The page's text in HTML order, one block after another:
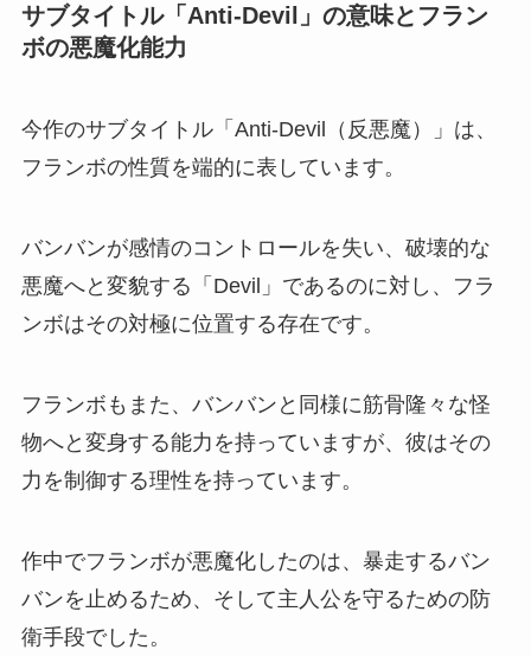
サブタイトル「Anti-Devil」の意味とフラン
ボの悪魔化能力
今作のサブタイトル「Anti-Devil（反悪魔）」は、
フランボの性質を端的に表しています。
バンバンが感情のコントロールを失い、破壊的な
悪魔へと変貌する「Devil」であるのに対し、フラ
ンボはその対極に位置する存在です。
フランボもまた、バンバンと同様に筋骨隆々な怪
物へと変身する能力を持っていますが、彼はその
力を制御する理性を持っています。
作中でフランボが悪魔化したのは、暴走するバン
バンを止めるため、そして主人公を守るための防
衛手段でした。